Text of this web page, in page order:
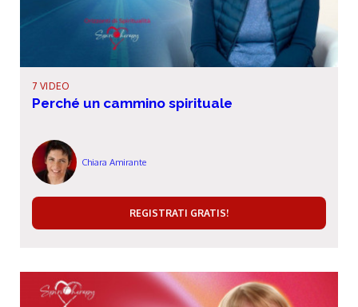
7 VIDEO
Perché un cammino spirituale
Chiara Amirante
REGISTRATI GRATIS!